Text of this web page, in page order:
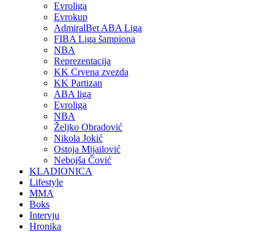
Evroliga
Evrokup
AdmiralBet ABA Liga
FIBA Liga šampiona
NBA
Reprezentacija
KK Crvena zvezda
KK Partizan
ABA liga
Evroliga
NBA
Željko Obradović
Nikola Jokić
Ostoja Mijailović
Nebojša Čović
KLADIONICA
Lifestyle
MMA
Boks
Intervju
Hronika